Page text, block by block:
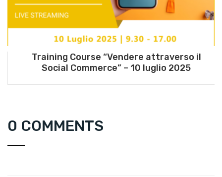
Training Course “Vendere attraverso il
Social Commerce” – 10 luglio 2025
0 COMMENTS